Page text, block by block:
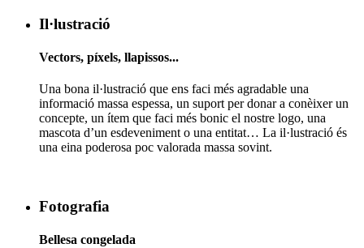
Il·lustració
Vectors, píxels, llapissos...
Una bona il·lustració que ens faci més agradable una
informació massa espessa, un suport per donar a conèixer un
concepte, un ítem que faci més bonic el nostre logo, una
mascota d’un esdeveniment o una entitat… La il·lustració és
una eina poderosa poc valorada massa sovint.
Fotografia
Bellesa congelada